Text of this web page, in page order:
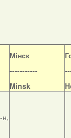
Мінск
-----------
Minsk
н,